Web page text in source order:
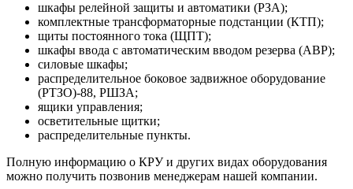
шкафы релейной защиты и автоматики (РЗА);
комплектные трансформаторные подстанции (КТП);
щиты постоянного тока (ЩПТ);
шкафы ввода с автоматическим вводом резерва (АВР);
силовые шкафы;
распределительное боковое задвижное оборудование
(РТЗО)-88, РШЗА;
ящики управления;
осветительные щитки;
распределительные пункты.
Полную информацию о КРУ и других видах оборудования
можно получить позвонив менеджерам нашей компании.